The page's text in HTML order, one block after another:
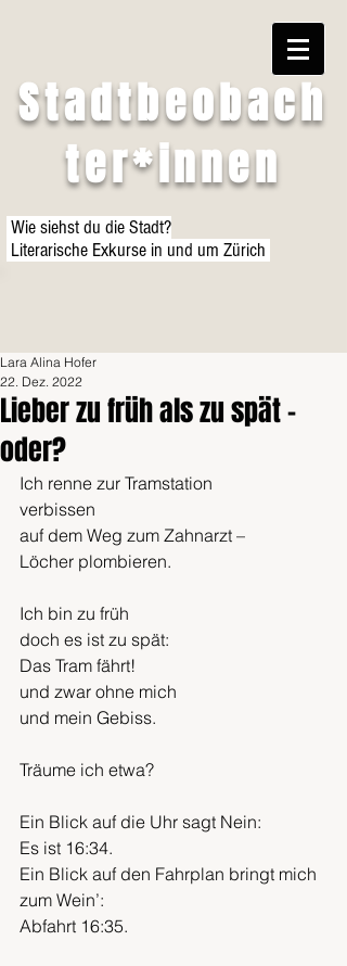
Stadtbeobach
ter*innen
Wie siehst du die Stadt?
Literarische Exkurse in und um Zürich
Lieber zu früh als zu spät –
oder?
Lara Alina Hofer
22. Dez. 2022
Ich renne zur Tramstation
verbissen
auf dem Weg zum Zahnarzt –
Löcher plombieren.
Ich bin zu früh
doch es ist zu spät:
Das Tram fährt!
und zwar ohne mich
und mein Gebiss.
Träume ich etwa?
Ein Blick auf die Uhr sagt Nein:
Es ist 16:34.
Ein Blick auf den Fahrplan bringt mich
zum Wein’:
Abfahrt 16:35.